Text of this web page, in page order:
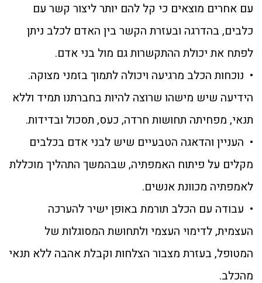
עם אחרים מוצאים כי קל להם יותר ליצור קשר עם
כלבים, בהדרגה ובעזרת הקשר בין האדם לכלב ניתן
לפתח את יכולת ההתקשרות גם מול בני אדם.
• נוכחות הכלב מרגיעה ויכולה לתמוך בזמני מצוקה.
הידיעה שיש מישהו שרוצה להיות בחברתנו תמיד וללא
תנאי, מפחיתה תחושות חרדה, כעס, תסכול ובדידות.
• העניין והדאגה הטבעיים שיש לבני אדם בכלבים
מקלים על פיתוח האמפתיה, שבהמשך התהליך מוכללת
לאמפתיה מכוונת אנשים.
• עבודה עם הכלב תורמת באופן ישיר להערכה
העצמית, לדימוי העצמי ולתחושת המסוגלות של
המטופל, בעזרת מצבור הצלחות וקבלת אהבה ללא תנאי
מהכלב.